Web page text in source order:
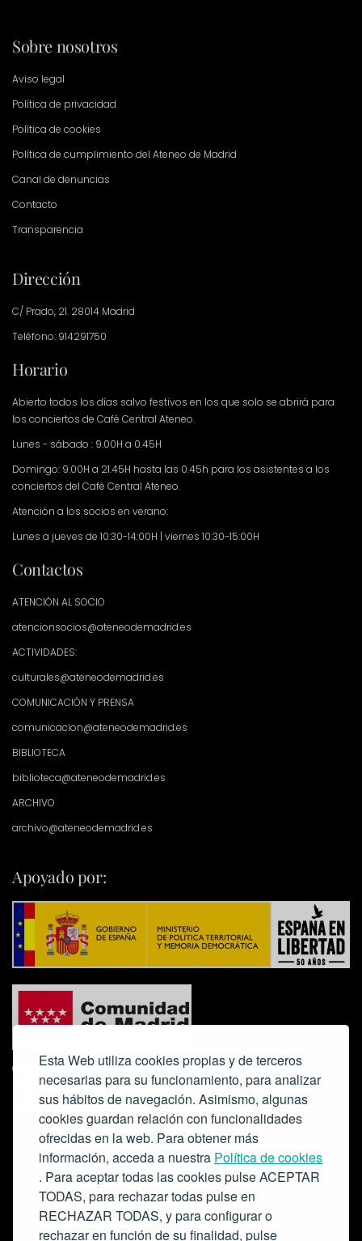
Esta Web utiliza cookies propias y de terceros
necesarias para su funcionamiento, para analizar
sus hábitos de navegación. Asimismo, algunas
cookies guardan relación con funcionalidades
ofrecidas en la web. Para obtener más
información, acceda a nuestra Política de cookies
. Para aceptar todas las cookies pulse ACEPTAR
TODAS, para rechazar todas pulse en
RECHAZAR TODAS, y para configurar o
rechazar en función de su finalidad, pulse
Sobre nosotros
Aviso legal
Política de privacidad
Política de cookies
Política de cumplimiento del Ateneo de Madrid
Canal de denuncias
Contacto
Transparencia
Dirección
C/ Prado, 21. 28014 Madrid
Teléfono: 914291750
Horario
Abierto todos los días salvo festivos en los que solo se abrirá para
los conciertos de Café Central Ateneo.
Lunes - sábado : 9.00H a 0.45H
Domingo: 9.00H a 21.45H hasta las 0.45h para los asistentes a los
conciertos del Café Central Ateneo.
Atención a los socios en verano:
Lunes a jueves de 10:30-14:00H | viernes 10:30-15:00H
Contactos
ATENCIÓN AL SOCIO
atencionsocios@ateneodemadrid.es
ACTIVIDADES:
culturales@ateneodemadrid.es
COMUNICACIÓN Y PRENSA
comunicacion@ateneodemadrid.es
BIBLIOTECA
biblioteca@ateneodemadrid.es
ARCHIVO
archivo@ateneodemadrid.es
Apoyado por:
Colabora: